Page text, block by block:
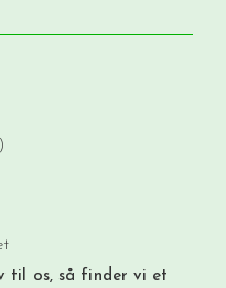
til os, så finder vi et